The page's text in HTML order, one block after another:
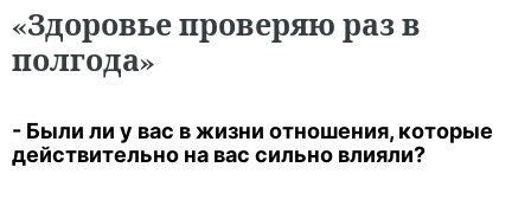
«Здоровье проверяю раз в
полгода»
- Были ли у вас в жизни отношения, которые
действительно на вас сильно влияли?